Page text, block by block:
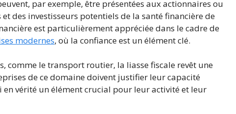
par exemple, être présentées aux actionnaires ou
des investisseurs potentiels de la santé financière de
est particulièrement appréciée dans le cadre de
modernes, où la confiance est un élément clé.
comme le transport routier, la liasse fiscale revêt une
de ce domaine doivent justifier leur capacité
en vérité un élément crucial pour leur activité et leur